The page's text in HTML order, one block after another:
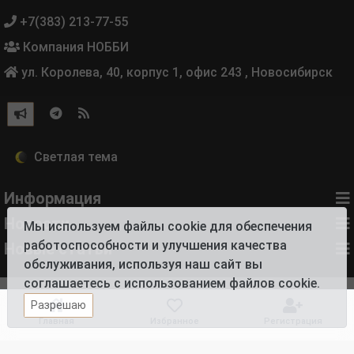
+7(383) 213-77-55
Компания НОББИ
ул. Королева, 40, корпус 1, офис 243 , Новосибирск
Информация
Новости
Новые статьи
Мы используем файлы cookie для обеспечения
работоспособности и улучшения качества
обслуживания, используя наш сайт вы
соглашаетесь с использованием файлов cookie.
Разрешаю